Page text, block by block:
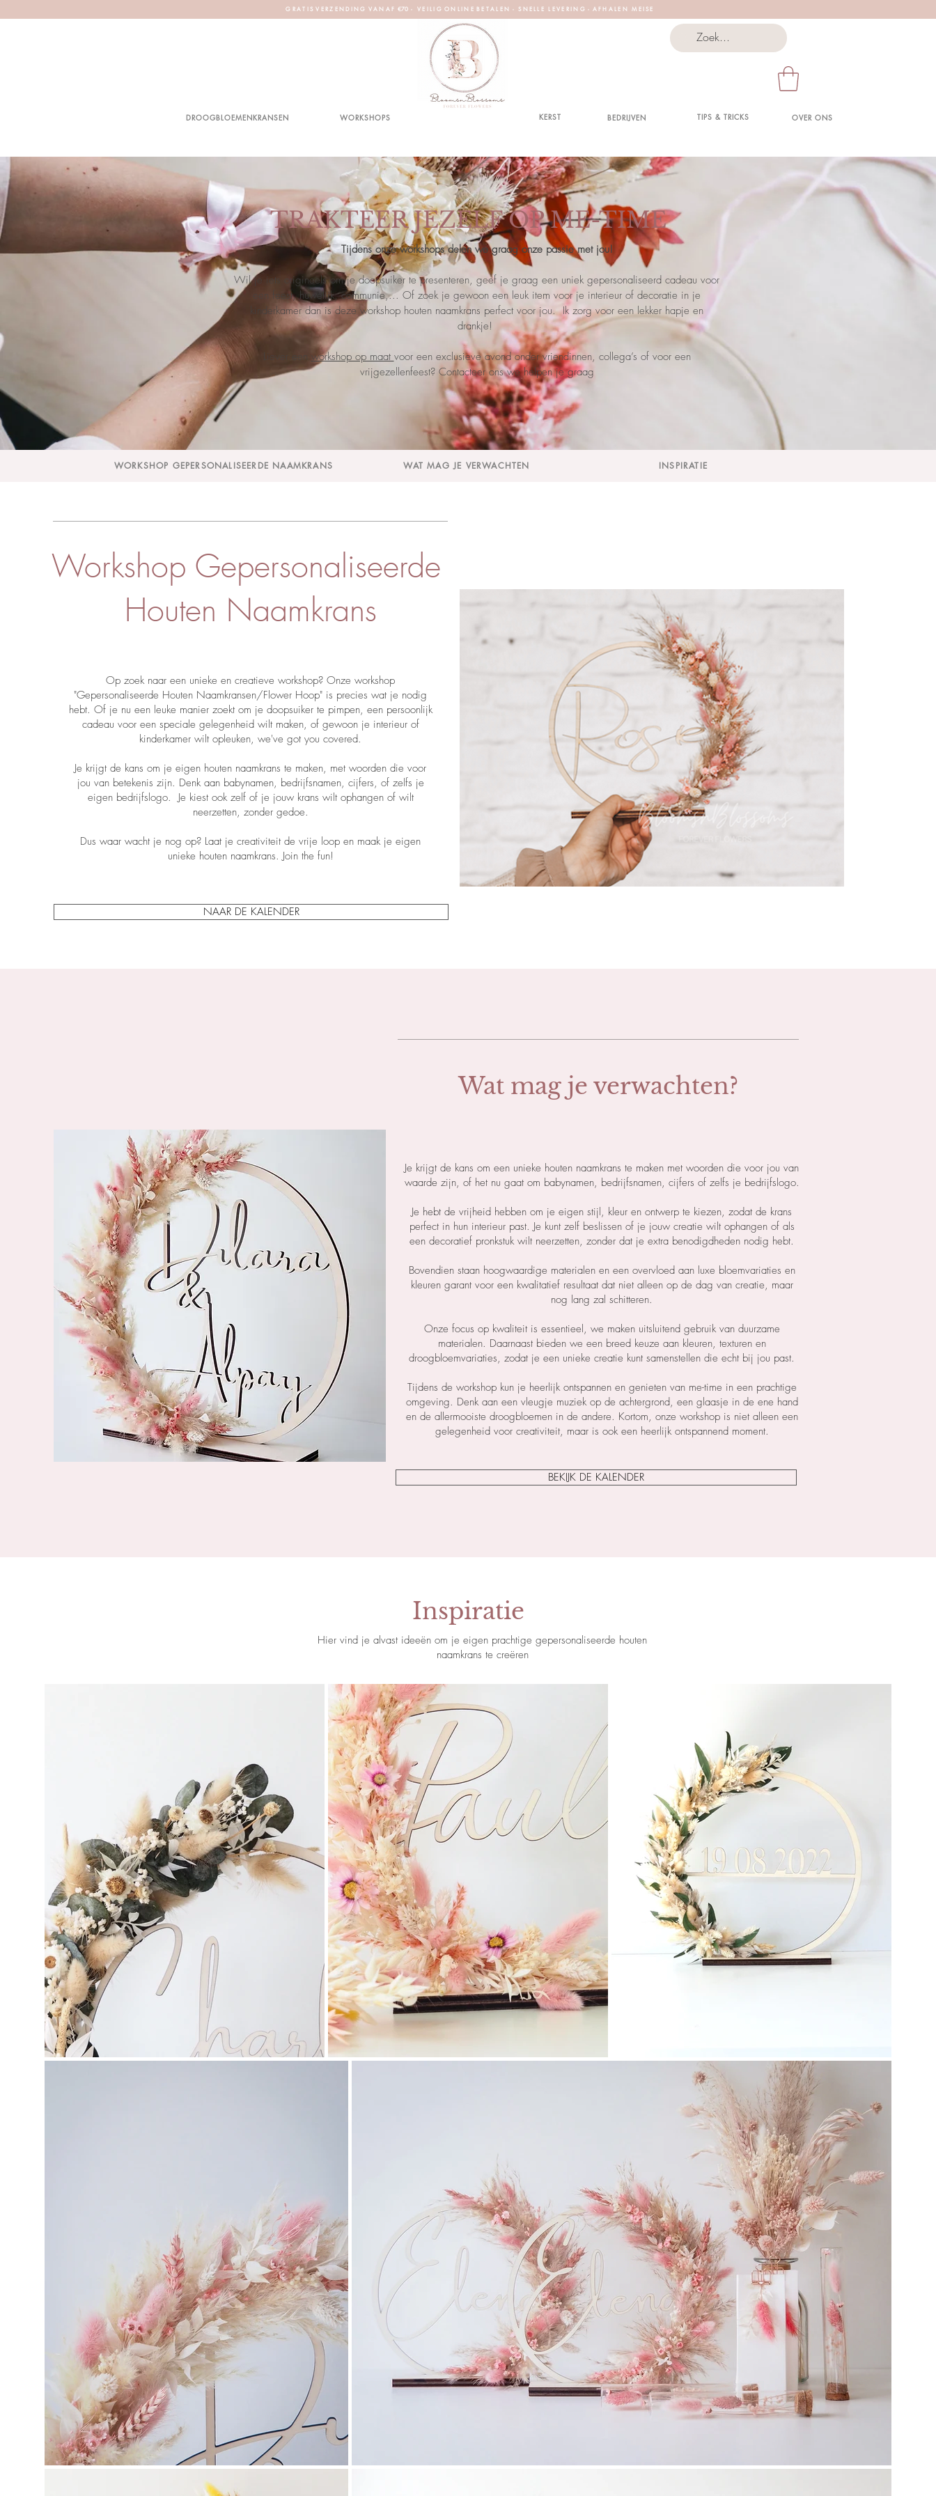
G R A T I S V E R Z E N D I N G V A N A F €70 - V E I L I G O N L I N E B E T A L E N - S N E L L E L E V E R I N G - A F H A L E N M E I S E
WORKSHOPS
DROOGBLOEMENKRANSEN BEDRIJVEN OVER ONS
TIPS & TRICKS
KERST
TRAKTEER JEZELF OP ME-TIME
Tijdens onze workshops delen we graag onze passie met jou!
Wil je iets origineels om je doopsuiker te presenteren, geef je graag een uniek gepersonaliseerd cadeau voor
een feest, huwelijk, communie,... Of zoek je gewoon een leuk item voor je interieur of decoratie in je
kinderkamer dan is deze workshop houten naamkrans perfect voor jou. Ik zorg voor een lekker hapje en
drankje!
workshop op maat voor een exclusieve avond onder vriendinnen, collega’s of voor een
vrijgezellenfeest? Contacteer ons we helpen je graag
WORKSHOP GEPERSONALISEERDE NAAMKRANS WAT MAG JE VERWACHTEN INSPIRATIE
Workshop Gepersonaliseerde
Houten Naamkrans
Op zoek naar een unieke en creatieve workshop? Onze workshop
"Gepersonaliseerde Houten Naamkransen/Flower Hoop" is precies wat je nodig
hebt. Of je nu een leuke manier zoekt om je doopsuiker te pimpen, een persoonlijk
cadeau voor een speciale gelegenheid wilt maken, of gewoon je interieur of
kinderkamer wilt opleuken, we've got you covered.
Je krijgt de kans om je eigen houten naamkrans te maken, met woorden die voor
jou van betekenis zijn. Denk aan babynamen, bedrijfsnamen, cijfers, of zelfs je
eigen bedrijfslogo. Je kiest ook zelf of je jouw krans wilt ophangen of wilt
neerzetten, zonder gedoe.
Dus waar wacht je nog op? Laat je creativiteit de vrije loop en maak je eigen
unieke houten naamkrans. Join the fun!
NAAR DE KALENDER
Wat mag je verwachten?
Je krijgt de kans om een unieke houten naamkrans te maken met woorden die voor jou van
waarde zijn, of het nu gaat om babynamen, bedrijfsnamen, cijfers of zelfs je bedrijfslogo.
Je hebt de vrijheid hebben om je eigen stijl, kleur en ontwerp te kiezen, zodat de krans
perfect in hun interieur past. Je kunt zelf beslissen of je jouw creatie wilt ophangen of als
een decoratief pronkstuk wilt neerzetten, zonder dat je extra benodigdheden nodig hebt.
Bovendien staan hoogwaardige materialen en een overvloed aan luxe bloemvariaties en
kleuren garant voor een kwalitatief resultaat dat niet alleen op de dag van creatie, maar
nog lang zal schitteren.
Onze focus op kwaliteit is essentieel, we maken uitsluitend gebruik van duurzame
materialen. Daarnaast bieden we een breed keuze aan kleuren, texturen en
droogbloemvariaties, zodat je een unieke creatie kunt samenstellen die echt bij jou past.
Tijdens de workshop kun je heerlijk ontspannen en genieten van me-time in een prachtige
omgeving. Denk aan een vleugje muziek op de achtergrond, een glaasje in de ene hand
en de allermooiste droogbloemen in de andere. Kortom, onze workshop is niet alleen een
gelegenheid voor creativiteit, maar is ook een heerlijk ontspannend moment.
BEKIJK DE KALENDER
Inspiratie
Hier vind je alvast ideeën om je eigen prachtige gepersonaliseerde houten
naamkrans te creëren